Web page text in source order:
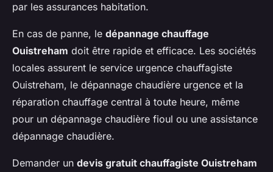
par les assurances habitation.
En cas de panne, le dépannage chauffage
Ouistreham doit être rapide et efficace. Les sociétés
locales assurent le service urgence chauffagiste
Ouistreham, le dépannage chaudière urgence et la
réparation chauffage central à toute heure, même
pour un dépannage chaudière fioul ou une assistance
dépannage chaudière.
Demander un devis gratuit chauffagiste Ouistreham